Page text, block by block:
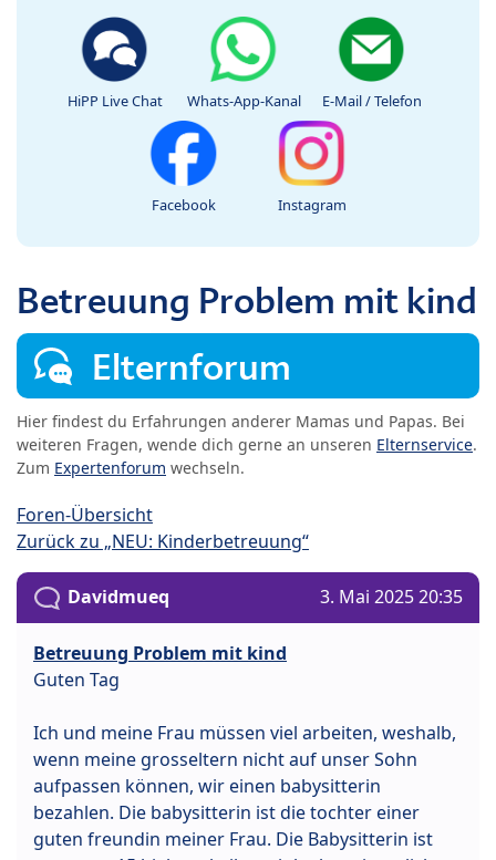
HiPP Live Chat Whats-App-Kanal E-Mail / Telefon
Facebook Instagram
Betreuung Problem mit kind
Elternforum
Hier findest du Erfahrungen anderer Mamas und Papas. Bei
weiteren Fragen, wende dich gerne an unseren Elternservice.
Zum Expertenforum wechseln.
Foren-Übersicht
Zurück zu „NEU: Kinderbetreuung“
Davidmueq 3. Mai 2025 20:35
Betreuung Problem mit kind
Guten Tag
Ich und meine Frau müssen viel arbeiten, weshalb,
wenn meine grosseltern nicht auf unser Sohn
aufpassen können, wir einen babysitterin
bezahlen. Die babysitterin ist die tochter einer
guten freundin meiner Frau. Die Babysitterin ist